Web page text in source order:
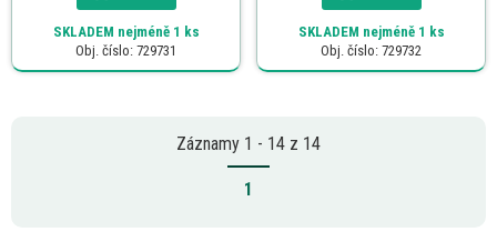
SKLADEM nejméně 1 ks
Obj. číslo: 729731
SKLADEM nejméně 1 ks
Obj. číslo: 729732
Záznamy 1 - 14 z 14
1